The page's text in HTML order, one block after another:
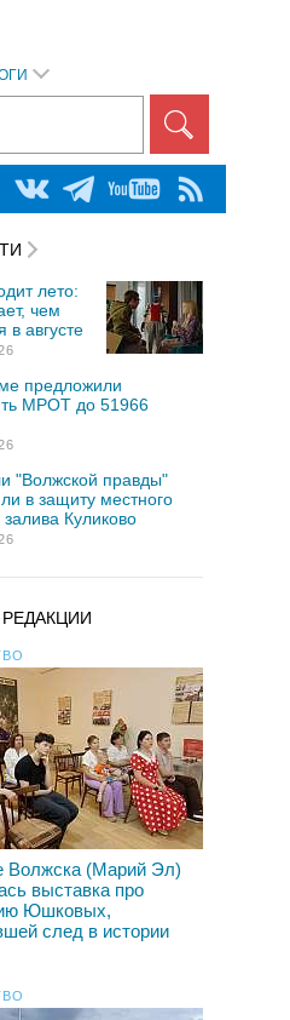
лето:
чем
в августе
предложили
МРОТ до 51966
"Волжской правды"
в защиту местного
Куликово
Волжска (Марий Эл)
выставка про
Юшковых,
след в истории